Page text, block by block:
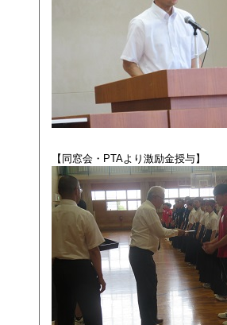
【同窓会・PTAより激励金授与】